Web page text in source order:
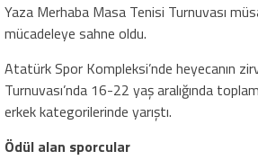
Yaza Merhaba Masa Tenisi Turnuvası
mücadeleye sahne oldu.
Atatürk Spor Kompleksi’nde heyecanın
Turnuvası’nda 16-22 yaş aralığında
erkek kategorilerinde yarıştı.
Ödül alan sporcular